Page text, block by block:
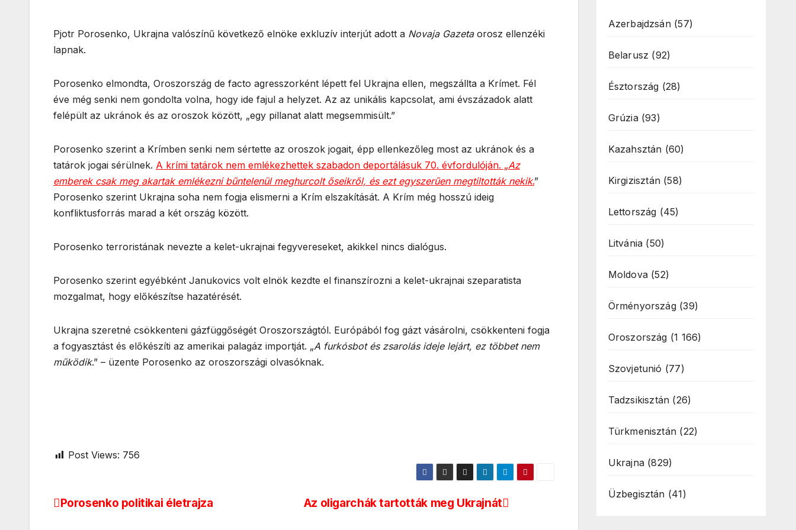
Pjotr Porosenko, Ukrajna valószínű következő elnöke exkluzív interjút adott a Novaja Gazetaorosz ellenzéki
lapnak.
Porosenko elmondta, Oroszország de facto agresszorként lépett fel Ukrajna ellen, megszállta a Krímet. Fél
éve még senki nem gondolta volna, hogy ide fajul a helyzet. Az az unikális kapcsolat, ami évszázadok alatt
felépült az ukránok és az oroszok között, „egy pillanat alatt megsemmisült.”
Porosenko szerint a Krímben senki nem sértette az oroszok jogait, épp ellenkezőleg most az ukránok és a
tatárok jogai sérülnek. A krími tatárok nem emlékezhettek szabadon deportálásuk 70. évfordulóján. „Az
emberek csak meg akartak emlékezni bűntelenül meghurcolt őseikről, és ezt egyszerűen megtiltották nekik.”
Porosenko szerint Ukrajna soha nem fogja elismerni a Krím elszakítását. A Krím még hosszú ideig
konfliktusforrás marad a két ország között.
Porosenko terroristának nevezte a kelet-ukrajnai fegyvereseket, akikkel nincs dialógus.
Porosenko szerint egyébként Janukovics volt elnök kezdte el finanszírozni a kelet-ukrajnai szeparatista
mozgalmat, hogy előkészítse hazatérését.
Ukrajna szeretné csökkenteni gázfüggőségét Oroszországtól. Európából fog gázt vásárolni, csökkenteni fogja
a fogyasztást és előkészíti az amerikai palagáz importját. „A furkósbot és zsarolás ideje lejárt, ez többet nem
működik.” – üzente Porosenko az oroszországi olvasóknak.
Post Views: 756
Bejegyzés
Az oligarchák tartották meg Ukrajnát
Porosenko politikai életrajza
Azerbajdzsán(57)
Belarusz (92)
Észtország (28)
Grúzia(93)
Kazahsztán (60)
Kirgizisztán(58)
Lettország (45)
Litvánia (50)
Moldova(52)
Örményország(39)
Oroszország (1 166)
Szovjetunió (77)
Tadzsikisztán (26)
Türkmenisztán (22)
Ukrajna(829)
Üzbegisztán (41)